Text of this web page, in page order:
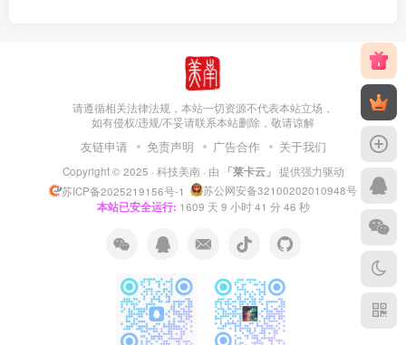
请遵循相关法律法规，本站一切资源不代表本站立场，
如有侵权/违规/不妥请联系本站删除，敬请谅解
友链申请 免责声明 广告合作 关于我们
Copyright © 2025 · 科技美南 · 由 「莱卡云」 提供强力驱动
苏ICP备2025219156号-1
苏公网安备32100202010948号
本站已安全运行: 1609 天 9 小时41 分 46 秒